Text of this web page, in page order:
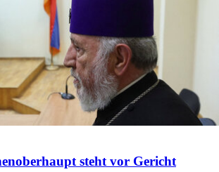
steht vor Gericht